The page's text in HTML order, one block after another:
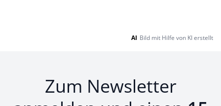
AI Bild mit Hilfe von KI erstellt
Zum Newsletter